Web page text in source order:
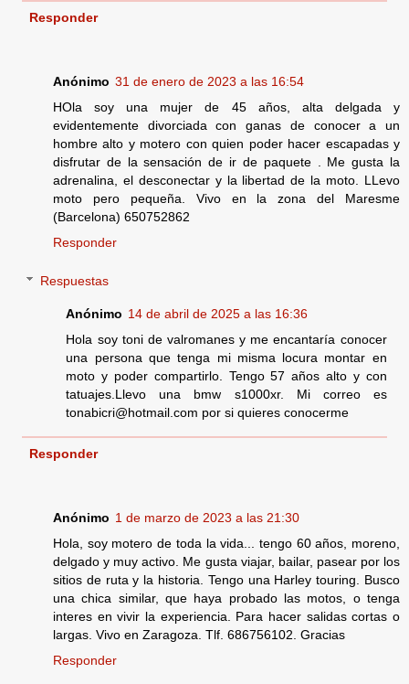
Responder
Anónimo 31 de enero de 2023 a las 16:54
HOla soy una mujer de 45 años, alta delgada y
evidentemente divorciada con ganas de conocer a un
hombre alto y motero con quien poder hacer escapadas y
disfrutar de la sensación de ir de paquete . Me gusta la
adrenalina, el desconectar y la libertad de la moto. LLevo
moto pero pequeña. Vivo en la zona del Maresme
(Barcelona) 650752862
Responder
Respuestas
Anónimo 14 de abril de 2025 a las 16:36
Hola soy toni de valromanes y me encantaría conocer
una persona que tenga mi misma locura montar en
moto y poder compartirlo. Tengo 57 años alto y con
tatuajes.Llevo una bmw s1000xr. Mi correo es
tonabicri@hotmail.com por si quieres conocerme
Responder
Anónimo 1 de marzo de 2023 a las 21:30
Hola, soy motero de toda la vida... tengo 60 años, moreno,
delgado y muy activo. Me gusta viajar, bailar, pasear por los
sitios de ruta y la historia. Tengo una Harley touring. Busco
una chica similar, que haya probado las motos, o tenga
interes en vivir la experiencia. Para hacer salidas cortas o
largas. Vivo en Zaragoza. Tlf. 686756102. Gracias
Responder